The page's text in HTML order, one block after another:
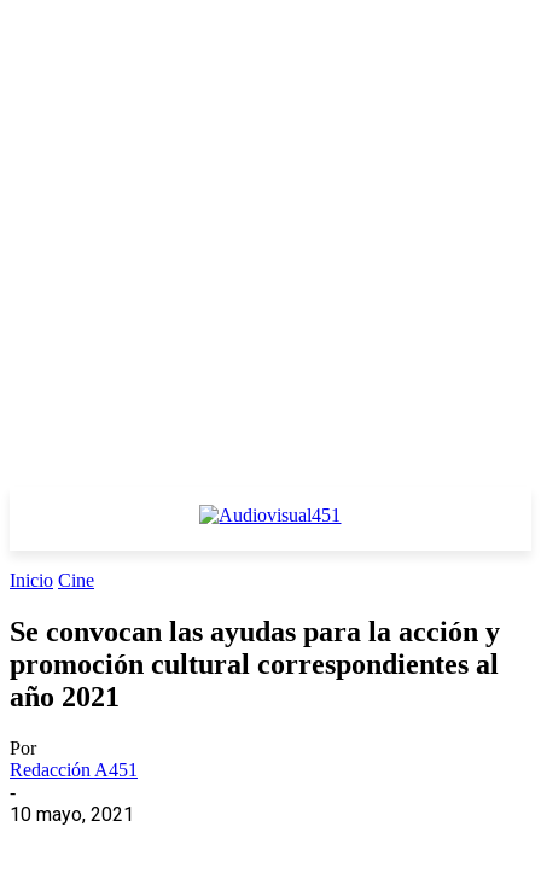
Inicio Cine
Se convocan las ayudas para la acción y
promoción cultural correspondientes al
año 2021
Por
Redacción A451
-
10 mayo, 2021